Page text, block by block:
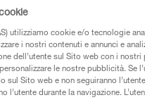
è fondamentale
utilizziamo cookie e/o tecnologie
i nostri contenuti e annunci e
dell’utente sul Sito web con i
le nostre pubblicità. Se
sul Sito web e non seguiranno
l’utente durante la navigazione.